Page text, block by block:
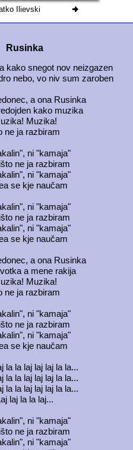
Ilievski
Rusinka
kako snegot nov neizgazen
nebo, vo niv sum zaroben
a ona Rusinka
kako muzika
Muzika!
ne ja razbiram
ni "kamaja"
ne ja razbiram
ni "kamaja"
se kje naučam
ni "kamaja"
ne ja razbiram
ni "kamaja"
se kje naučam
a ona Rusinka
a mene rakija
Muzika!
ne ja razbiram
ni "kamaja"
ne ja razbiram
ni "kamaja"
se kje naučam
la la laj laj laj la la...
la la laj laj laj la la...
la la laj laj laj la la...
laj la la laj...
ni "kamaja"
ne ja razbiram
ni "kamaja"